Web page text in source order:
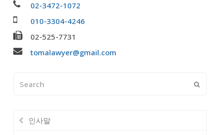
02-3472-1072
010-3304-4246
02-525-7731
tomalawyer@gmail.com
인사말